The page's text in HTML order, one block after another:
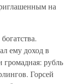
на
ему доход в
громадная: рубль
Горсей